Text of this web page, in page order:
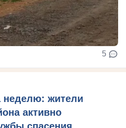
5
неделю: жители
активно